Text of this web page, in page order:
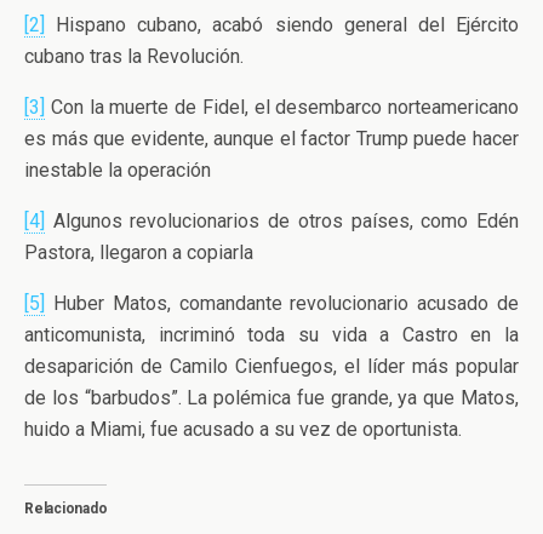
[2]
Hispano cubano, acabó siendo general del Ejército
cubano tras la Revolución.
[3] Con la muerte de Fidel, el desembarco norteamericano
es más que evidente, aunque el factor Trump puede hacer
inestable la operación
[4] Algunos revolucionarios de otros países, como Edén
Pastora, llegaron a copiarla
[5]
Huber Matos, comandante revolucionario acusado de
anticomunista, incriminó toda su vida a Castro en la
desaparición de Camilo Cienfuegos, el líder más popular
de los “barbudos”. La polémica fue grande, ya que Matos,
huido a Miami, fue acusado a su vez de oportunista.
Relacionado